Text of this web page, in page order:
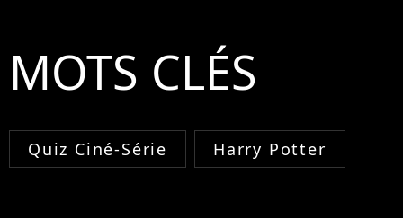
MOTS CLÉS
Quiz Ciné-Série Harry Potter